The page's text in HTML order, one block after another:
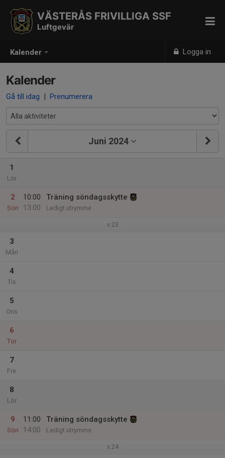
Kalender Logga in
VÄSTERÅS FRIVILLIGA SSF
Luftgevär
Kalender
Gå till idag | Prenumerera
Juni 2024
1
Lör
2
Sön
10:00
13:00
Träning söndagsskytte
Ledigt utrymme
v.23
3
Mån
4
Tis
5
Ons
6
Tor
7
Fre
8
Lör
9
Sön
11:00
14:00
Träning söndagsskytte
Ledigt utrymme
v.24